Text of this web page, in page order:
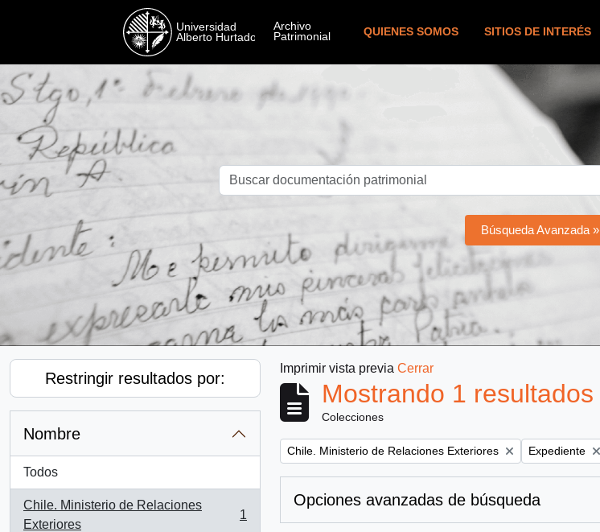
QUIENES SOMOS SITIOS DE INTERÉS
Búsqueda Avanzada »
Restringir resultados por:
Nombre
Todos
Chile. Ministerio de Relaciones
Exteriores
, 1 resultados
1
Imprimir vista previa Cerrar
Mostrando 1 resultados
Colecciones
Remove filter:
Chile. Ministerio de Relaciones Exteriores Remove filter:
Expediente
Opciones avanzadas de búsqueda